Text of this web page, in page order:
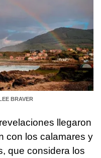
BRAVER
llegaron
con los calamares y
que considera los